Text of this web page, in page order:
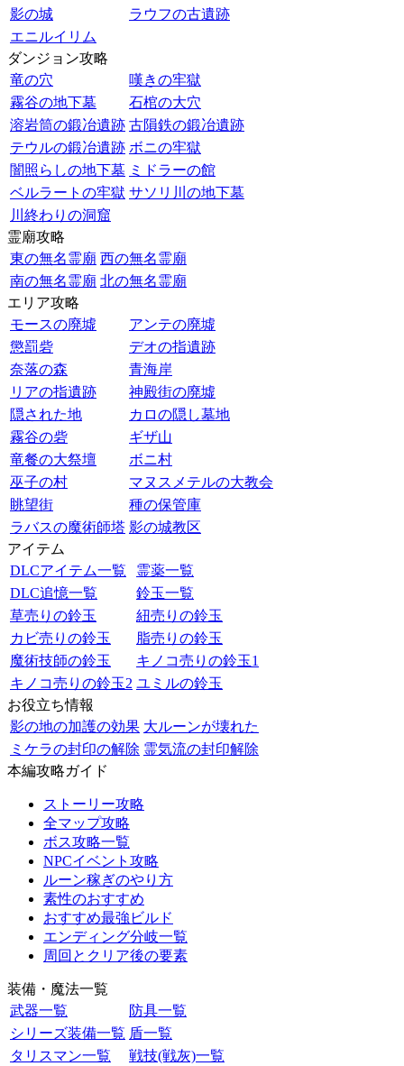
影の城
ラウフの古遺跡
エニルイリム
ダンジョン攻略
竜の穴
嘆きの牢獄
霧谷の地下墓
石棺の大穴
溶岩筒の鍛冶遺跡 古隕鉄の鍛冶遺跡
テウルの鍛冶遺跡 ボニの牢獄
闇照らしの地下墓 ミドラーの館
ベルラートの牢獄 サソリ川の地下墓
川終わりの洞窟
霊廟攻略
東の無名霊廟 西の無名霊廟
南の無名霊廟 北の無名霊廟
エリア攻略
モースの廃墟
アンテの廃墟
懲罰砦
デオの指遺跡
奈落の森
青海岸
リアの指遺跡
神殿街の廃墟
隠された地
カロの隠し墓地
霧谷の砦
ギザ山
竜餐の大祭壇
ボニ村
巫子の村
マヌスメテルの大教会
眺望街
種の保管庫
ラバスの魔術師塔 影の城教区
アイテム
DLCアイテム一覧
霊薬一覧
DLC追憶一覧
鈴玉一覧
草売りの鈴玉
紐売りの鈴玉
カビ売りの鈴玉
脂売りの鈴玉
魔術技師の鈴玉
キノコ売りの鈴玉1
キノコ売りの鈴玉2 ユミルの鈴玉
お役立ち情報
影の地の加護の効果 大ルーンが壊れた
ミケラの封印の解除 霊気流の封印解除
本編攻略ガイド
ストーリー攻略
全マップ攻略
ボス攻略一覧
NPCイベント攻略
ルーン稼ぎのやり方
素性のおすすめ
おすすめ最強ビルド
エンディング分岐一覧
周回とクリア後の要素
装備・魔法一覧
武器一覧
防具一覧
シリーズ装備一覧 盾一覧
タリスマン一覧
戦技(戦灰)一覧